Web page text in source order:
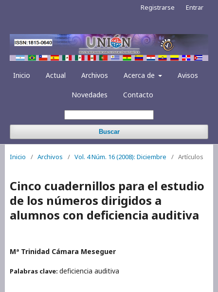
Inicio Actual Archivos Acerca de Avisos
Novedades Contacto
Buscar
Registrarse Entrar
Inicio / Archivos / Vol. 4 Núm. 16 (2008): Diciembre / Artículos
Cinco cuadernillos para el estudio
de los números dirigidos a
alumnos con deficiencia auditiva
Mª Trinidad Cámara Meseguer
Palabras clave: deficiencia auditiva